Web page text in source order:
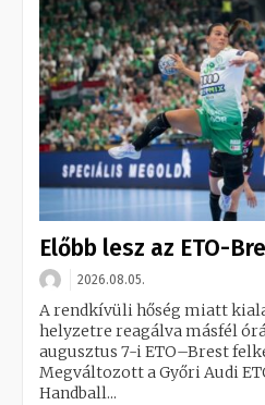
Előbb lesz az ETO-
2026.08.05.
A rendkívüli hőség miatt
helyzetre reagálva másfél
augusztus 7-i ETO–Brest
Megváltozott a Győri Audi
Handball...